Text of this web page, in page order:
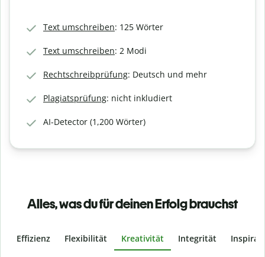
Text umschreiben: 125 Wörter
Text umschreiben: 2 Modi
Rechtschreibprüfung: Deutsch und mehr
Plagiatsprüfung: nicht inkludiert
AI-Detector (1,200 Wörter)
Alles, was du für deinen Erfolg brauchst
Effizienz Flexibilität Kreativität Integrität